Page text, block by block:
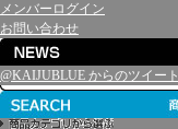
メンバーログイン
お問い合わせ
@KAIJUBLUE からのツイート